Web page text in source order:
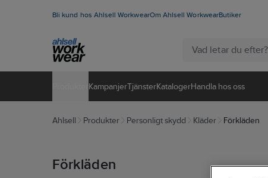
Bli kund hos Ahlsell WorkwearOm Ahlsell WorkwearButiker
KampanjerTjänsterKatalogerHandla hos oss
Ahlsell Produkter Personligt skydd Kläder Förkläden
Förkläden